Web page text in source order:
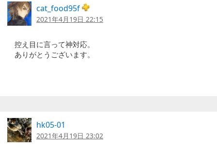
cat_food95f
2021年4月19日 22:15
控え目に言って神対応。
ありがとうございます。
hk05-01
2021年4月19日 23:02